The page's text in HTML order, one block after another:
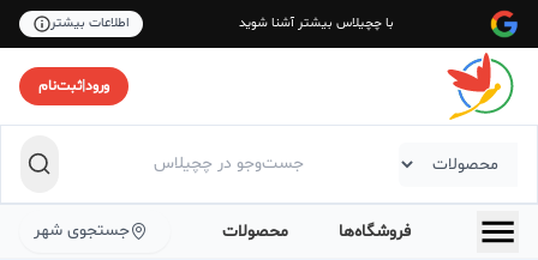
با چچیلاس بیشتر آشنا شوید اطلاعات بیشتر
ورود|ثبت‌نام
فروشگاه‌ها محصولات جستجوی شهر